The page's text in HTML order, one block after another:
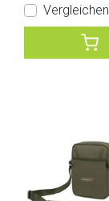
Vergleichen